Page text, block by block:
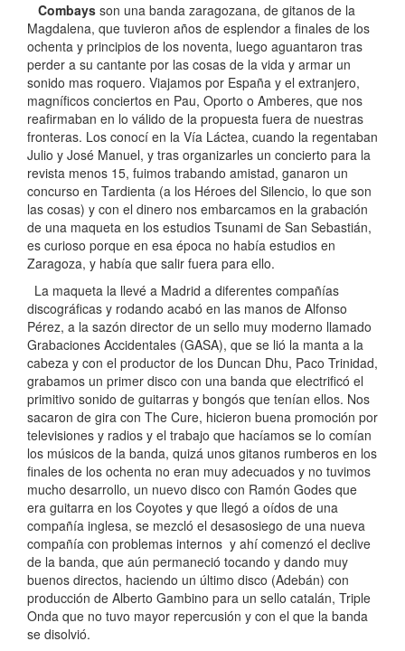
Combays son una banda zaragozana, de gitanos de la
Magdalena, que tuvieron años de esplendor a finales de los
ochenta y principios de los noventa, luego aguantaron tras
perder a su cantante por las cosas de la vida y armar un
sonido mas roquero. Viajamos por España y el extranjero,
magníficos conciertos en Pau, Oporto o Amberes, que nos
reafirmaban en lo válido de la propuesta fuera de nuestras
fronteras. Los conocí en la Vía Láctea, cuando la regentaban
Julio y José Manuel, y tras organizarles un concierto para la
revista menos 15, fuimos trabando amistad, ganaron un
concurso en Tardienta (a los Héroes del Silencio, lo que son
las cosas) y con el dinero nos embarcamos en la grabación
de una maqueta en los estudios Tsunami de San Sebastián,
es curioso porque en esa época no había estudios en
Zaragoza, y había que salir fuera para ello.
La maqueta la llevé a Madrid a diferentes compañías
discográficas y rodando acabó en las manos de Alfonso
Pérez, a la sazón director de un sello muy moderno llamado
Grabaciones Accidentales (GASA), que se lió la manta a la
cabeza y con el productor de los Duncan Dhu, Paco Trinidad,
grabamos un primer disco con una banda que electrificó el
primitivo sonido de guitarras y bongós que tenían ellos. Nos
sacaron de gira con The Cure, hicieron buena promoción por
televisiones y radios y el trabajo que hacíamos se lo comían
los músicos de la banda, quizá unos gitanos rumberos en los
finales de los ochenta no eran muy adecuados y no tuvimos
mucho desarrollo, un nuevo disco con Ramón Godes que
era guitarra en los Coyotes y que llegó a oídos de una
compañía inglesa, se mezcló el desasosiego de una nueva
compañía con problemas internos y ahí comenzó el declive
de la banda, que aún permaneció tocando y dando muy
buenos directos, haciendo un último disco (Adebán) con
producción de Alberto Gambino para un sello catalán, Triple
Onda que no tuvo mayor repercusión y con el que la banda
se disolvió.